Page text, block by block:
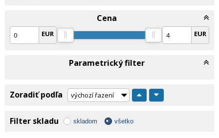
Cena
EUR EUR
Parametrický filter
Zoradiť podľa
Filter skladu skladom všetko